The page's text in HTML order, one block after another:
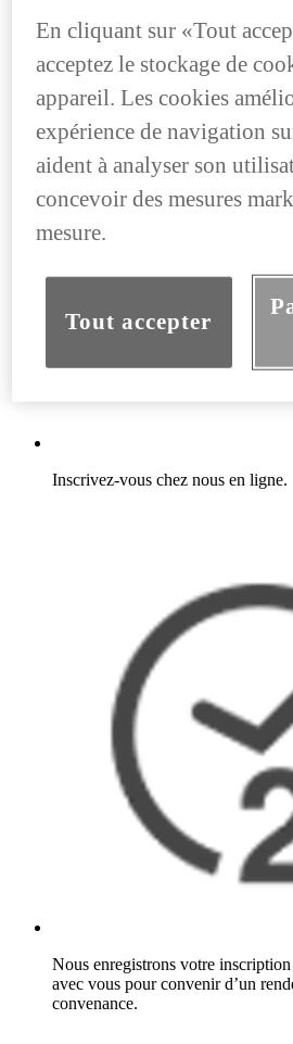
Inscrivez-vous chez nous en ligne.
Nous enregistrons votre
avec vous pour convenir d’un
convenance.
En cliquant sur «Tout
acceptez le stockage de
appareil. Les cookies
expérience de navigation
aident à analyser son
concevoir des mesures
mesure.
Tout accepter